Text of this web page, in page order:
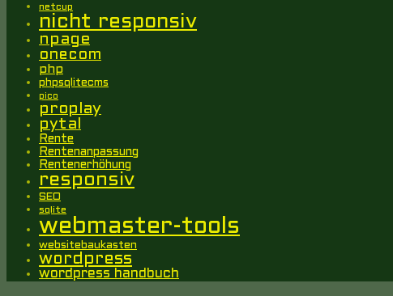
netcup
nicht responsiv
npage
onecom
php
phpsqlitecms
pico
proplay
pytal
Rente
Rentenanpassung
Rentenerhöhung
responsiv
SEO
sqlite
webmaster-tools
websitebaukasten
wordpress
wordpress handbuch